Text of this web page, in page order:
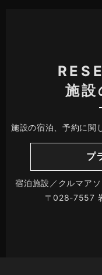
施設
施設の宿泊、予約に関
プ
宿泊施設／クルマア
〒028-7557